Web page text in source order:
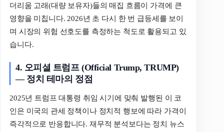
더리움 고래(대량 보유자)들의 매집 흐름이 가격에 큰
영향을 미칩니다. 2026년 초 다시 한 번 급등세를 보이
며 시장의 위험 선호도를 측정하는 척도로 활용되고 있
습니다.
4. 오피셜 트럼프 (Official Trump, TRUMP)
— 정치 테마의 정점
2025년 트럼프 대통령 취임 시기에 맞춰 발행된 이 코
인은 미국의 관세 정책이나 정치적 행보에 따라 가격이
즉각적으로 반응합니다. 재무적 분석보다는 정치 뉴스